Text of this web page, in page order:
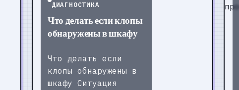
ДИАГНОСТИКА
Что делать если клопы
обнаружены в шкафу
Что делать если
клопы обнаружены в
шкафу Ситуация